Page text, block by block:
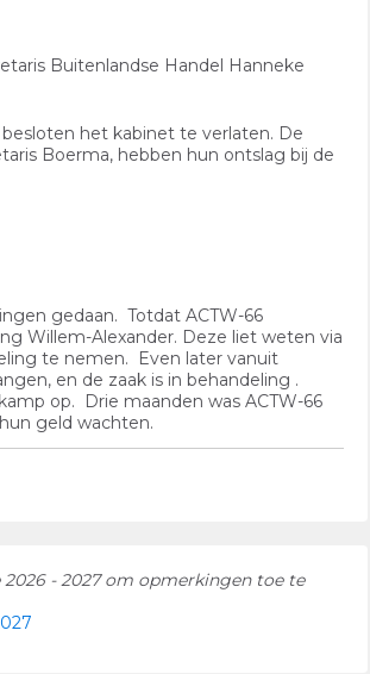
Buitenlandse Handel Hanneke
het kabinet te verlaten. De
Boerma, hebben hun ontslag bij de
gedaan. Totdat ACTW-66
Willem-Alexander. Deze liet weten via
te nemen. Even later vanuit
en de zaak is in behandeling .
op. Drie maanden was ACTW-66
geld wachten.
- 2027 om opmerkingen toe te